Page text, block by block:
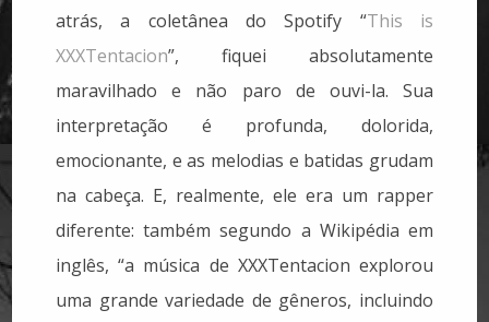
atrás, a coletânea do Spotify “This is
XXXTentacion”, fiquei absolutamente
maravilhado e não paro de ouvi-la. Sua
interpretação é profunda, dolorida,
emocionante, e as melodias e batidas grudam
na cabeça. E, realmente, ele era um rapper
diferente: também segundo a Wikipédia em
inglês, “a música de XXXTentacion explorou
uma grande variedade de gêneros, incluindo